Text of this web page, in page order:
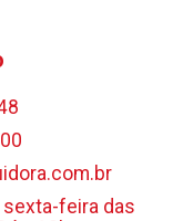
feira das